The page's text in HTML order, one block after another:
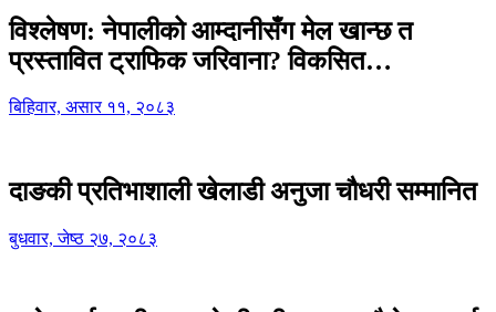
विश्लेषण: नेपालीको आम्दानीसँग मेल खान्छ त
प्रस्तावित ट्राफिक जरिवाना? विकसित…
बिहिवार, असार ११, २०८३
दाङकी प्रतिभाशाली खेलाडी अनुजा चौधरी सम्मानित
बुधवार, जेष्ठ २७, २०८३